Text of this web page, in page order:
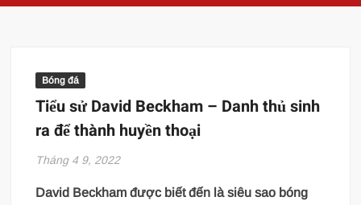
Bóng đá
Tiểu sử David Beckham – Danh thủ sinh
ra để thành huyền thoại
Tháng 4 9, 2022
David Beckham được biết đến là siêu sao bóng